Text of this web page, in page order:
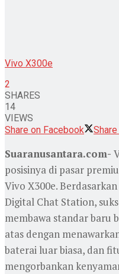
Vivo X300e
2
SHARES
14
VIEWS
Share on Facebook
Suaranusantara.com-
posisinya di pasar
Vivo X300e.
Digital Chat Station,
membawa standar baru
atas dengan
baterai luar biasa, dan
mengorbankan